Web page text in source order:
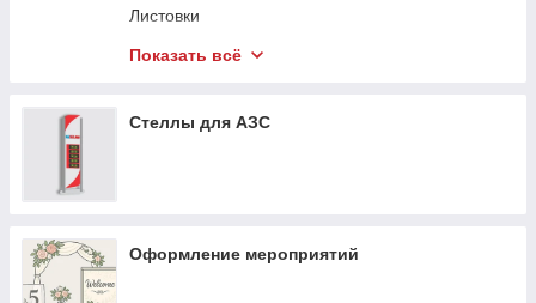
Листовки
Сертификаты
Буклеты мен брошюры
Меню
Показать всё
Стеллы для АЗС
Оформление мероприятий